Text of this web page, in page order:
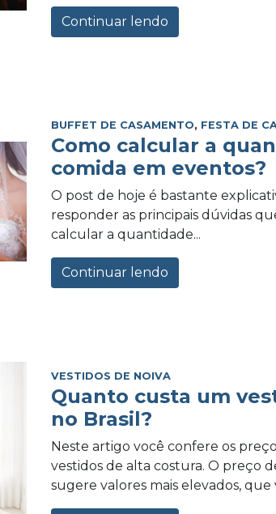
Continuar lendo
BUFFET DE CASAMENTO, FESTA DE
Como calcular a
comida em eventos?
O post de hoje é bastante
responder as principais dúvidas
calcular a quantidade...
Continuar lendo
VESTIDOS DE NOIVA
Quanto custa um
no Brasil?
Neste artigo você confere os
vestidos de alta costura. O preço
sugere valores mais elevados, que